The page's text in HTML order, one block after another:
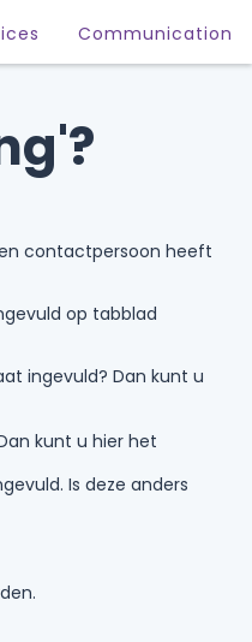
Communication
contactpersoon heeft
op tabblad
ingevuld? Dan kunt u
kunt u hier het
Is deze anders